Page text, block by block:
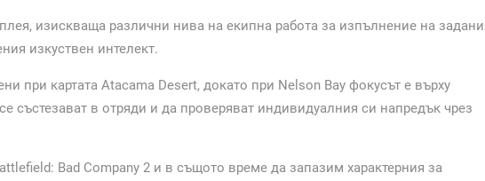
изискваща различни нива на екипна работа за изпълнение на
изкуствен интелект.
при картата Atacama Desert, докато при Nelson Bay фокусът е върху
състезават в отряди и да проверяват индивидуалния си напредък чрез
Bad Company 2 и в същото време да запазим характерния за